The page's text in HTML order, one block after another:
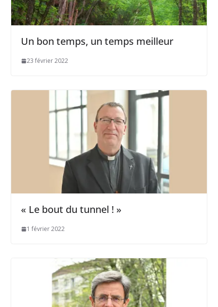
Un bon temps, un temps meilleur
23 février 2022
« Le bout du tunnel ! »
1 février 2022